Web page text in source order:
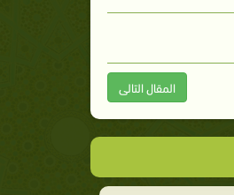
المقال التالى